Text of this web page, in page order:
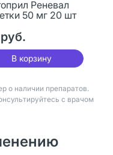
Реневал
50 мг 20 шт
В корзину
о наличии препаратов.
с врачом